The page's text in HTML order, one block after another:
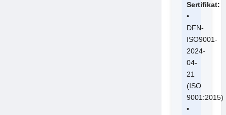
Sertifikat:
•
DFN-
ISO9001-
2024-
04-
21
(ISO
9001:2015)
•